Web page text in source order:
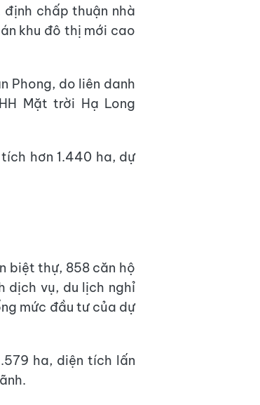
chấp thuận nhà
khu đô thị mới cao
Phong, do liên danh
Mặt trời Hạ Long
hơn 1.440 ha, dự
biệt thự, 858 căn hộ
dịch vụ, du lịch nghỉ
mức đầu tư của dự
ha, diện tích lấn